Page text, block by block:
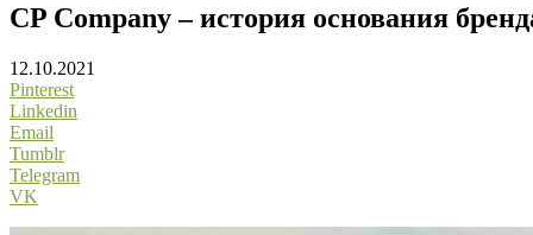
CP Company – история основания
12.10.2021
Pinterest
Linkedin
Email
Tumblr
Telegram
VK